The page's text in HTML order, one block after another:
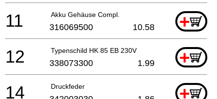
Akku Gehäuse Compl. +
11 316069500 10.58
Typenschild HK 85 EB 230V +
12 338073300 1.99
Druckfeder +
14